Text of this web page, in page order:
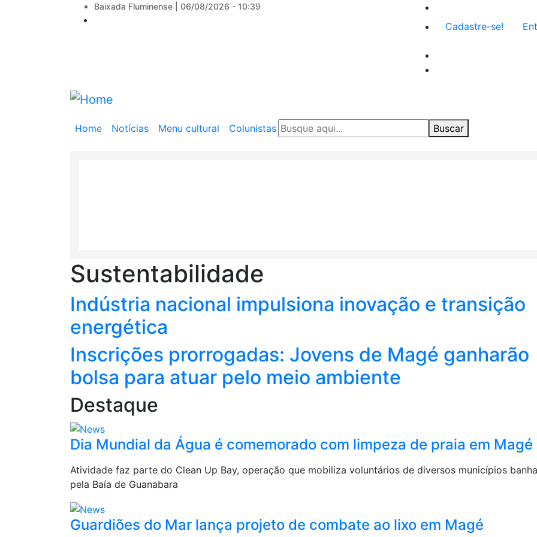
Baixada Fluminense | 06/08/2026 - 10:39
Menu
usuário
Cadastre-se!
Main
Home Notícias Menu cultural Colunistas Buscar
Sustentabilidade
Indústria nacional impulsiona inovação e transição
energética
Inscrições prorrogadas: Jovens de Magé ganharão
bolsa para atuar pelo meio ambiente
Destaque
Dia Mundial da Água é comemorado com limpeza de praia em Magé
Atividade faz parte do Clean Up Bay, operação que mobiliza voluntários de diversos municípios
pela Baía de Guanabara
Guardiões do Mar lança projeto de combate ao lixo em Magé